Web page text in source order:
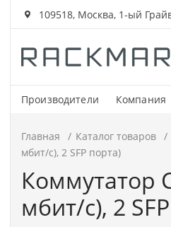
109518, Москва, 1-ый
Производители Компания
Каталог
товаров
Шкафы и стойки
Активное оборудование
Главная Каталог товаров
мбит/с), 2 SFP порта)
Коммутатор
мбит/с), 2